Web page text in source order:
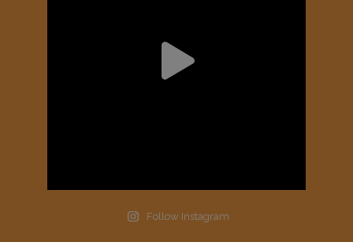
Follow Instagram